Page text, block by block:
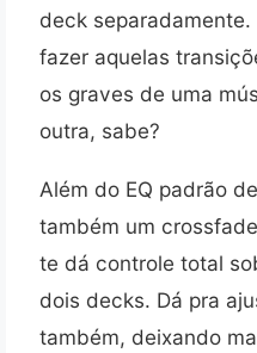
deck
fazer aquelas
os graves de uma
outra, sabe?
Além do EQ padrão
também um
te dá controle total
dois decks. Dá pra
também, deixando